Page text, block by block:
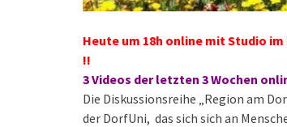
Heute um 18h online mit Studio im
!!
3 Videos der letzten 3 Wochen
Die Diskussionsreihe „Region am
der DorfUni, das sich sich an